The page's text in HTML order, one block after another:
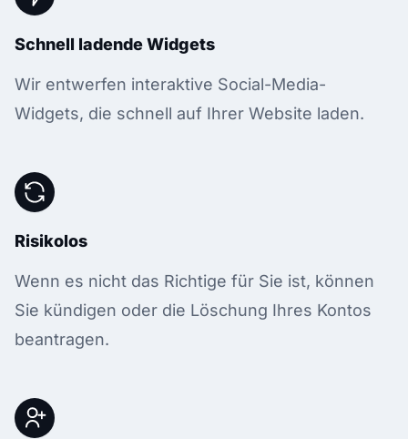
Schnell ladende Widgets
Wir entwerfen interaktive Social-Media-
Widgets, die schnell auf Ihrer Website laden.
Risikolos
Wenn es nicht das Richtige für Sie ist, können
Sie kündigen oder die Löschung Ihres Kontos
beantragen.